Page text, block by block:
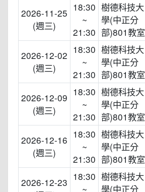
2026-11-25
(週三)
18:30
~
21:30
樹德科技大
學(中正分
部)801教室
2026-12-02
(週三)
18:30
~
21:30
樹德科技大
學(中正分
部)801教室
2026-12-09
(週三)
18:30
~
21:30
樹德科技大
學(中正分
部)801教室
2026-12-16
(週三)
18:30
~
21:30
樹德科技大
學(中正分
部)801教室
2026-12-23 18:30
~
樹德科技大
學(中正分